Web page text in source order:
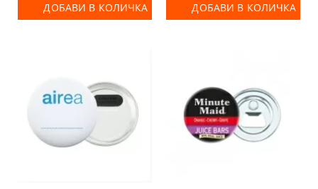
ДОБАВИ В КОЛИЧКА ДОБАВИ В КОЛИЧКА